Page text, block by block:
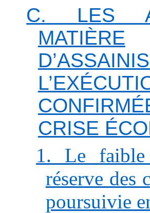
C. LES
MATIÈRE
CRISE
1. Le
réserve des
poursuivie